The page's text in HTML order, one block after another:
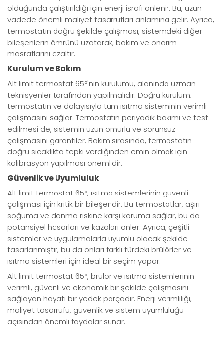
olduğunda çalıştırıldığı için enerji israfı önlenir. Bu, uzun
vadede önemli maliyet tasarrufları anlamına gelir. Ayrıca,
termostatın doğru şekilde çalışması, sistemdeki diğer
bileşenlerin ömrünü uzatarak, bakım ve onarım
masraflarını azaltır.
Kurulum ve Bakım
Alt limit termostat 65°'nin kurulumu, alanında uzman
teknisyenler tarafından yapılmalıdır. Doğru kurulum,
termostatın ve dolayısıyla tüm ısıtma sisteminin verimli
çalışmasını sağlar. Termostatın periyodik bakımı ve test
edilmesi de, sistemin uzun ömürlü ve sorunsuz
çalışmasını garantiler. Bakım sırasında, termostatın
doğru sıcaklıkta tepki verdiğinden emin olmak için
kalibrasyon yapılması önemlidir.
Güvenlik ve Uyumluluk
Alt limit termostat 65°, ısıtma sistemlerinin güvenli
çalışması için kritik bir bileşendir. Bu termostatlar, aşırı
soğuma ve donma riskine karşı koruma sağlar, bu da
potansiyel hasarları ve kazaları önler. Ayrıca, çeşitli
sistemler ve uygulamalarla uyumlu olacak şekilde
tasarlanmıştır, bu da onları farklı türdeki brülörler ve
ısıtma sistemleri için ideal bir seçim yapar.
Alt limit termostat 65°, brülör ve ısıtma sistemlerinin
verimli, güvenli ve ekonomik bir şekilde çalışmasını
sağlayan hayati bir yedek parçadır. Enerji verimliliği,
maliyet tasarrufu, güvenlik ve sistem uyumluluğu
açısından önemli faydalar sunar.